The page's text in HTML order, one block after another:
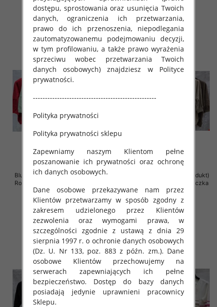
42.00 zł
szczegóły
42.00 zł
szczegóły
Bluzki damskie ( Turecki produkt)
Roz Standard , Mix Kolor .Paczka
12 szt
42.00 zł
szczegóły
Bluzki damskie ( Turecki produkt)
Roz Standard , Mix Kolor .Paczka
12 szt
42.00 zł
dostępu, sprostowania oraz usunięcia Twoich
danych, ograniczenia ich przetwarzania,
prawo do ich przenoszenia, niepodlegania
zautomatyzowanemu podejmowaniu decyzji,
w tym profilowaniu, a także prawo wyrażenia
sprzeciwu wobec przetwarzania Twoich
danych osobowych) znajdziesz w Polityce
prywatności.
---------------------------------------------------
Polityka prywatności
Polityka prywatności sklepu
Zapewniamy naszym Klientom pełne
poszanowanie ich prywatności oraz ochronę
ich danych osobowych.
Dane osobowe przekazywane nam przez
Klientów przetwarzamy w sposób zgodny z
zakresem udzielonego przez Klientów
zezwolenia oraz wymogami prawa, w
szczególności zgodnie z ustawą z dnia 29
sierpnia 1997 r. o ochronie danych osobowych
(Dz. U. Nr 133, poz. 883 z późn. zm.). Dane
osobowe Klientów przechowujemy na
serwerach zapewniających ich pełne
bezpieczeństwo. Dostęp do bazy danych
posiadają jedynie uprawnieni pracownicy
Sklepu.